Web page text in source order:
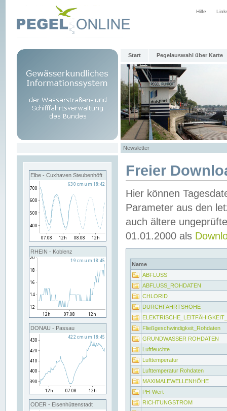
Hilfe
Start Pegelauswahl über Karte
Newsletter
Elbe - Cuxhaven Steubenhöft
RHEIN - Koblenz
DONAU - Passau
ODER - Eisenhüttenstadt
Freier
Hier können
Parameter aus den
auch ältere
01.01.2000 als
Name
ABFLUSS
ABFLUSS_ROHDATEN
CHLORID
DURCHFAHRTSHÖHE
Fließgeschwindigkeit_Rohdaten
GRUNDWASSER ROHDATEN
Luftfeuchte
Lufttemperatur
Lufttemperatur Rohdaten
MAXIMALEWELLENHÖHE
PH-Wert
RICHTUNGSTROM